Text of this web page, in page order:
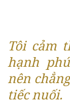
Tôi cảm
hạnh
nên
tiếc nuối.